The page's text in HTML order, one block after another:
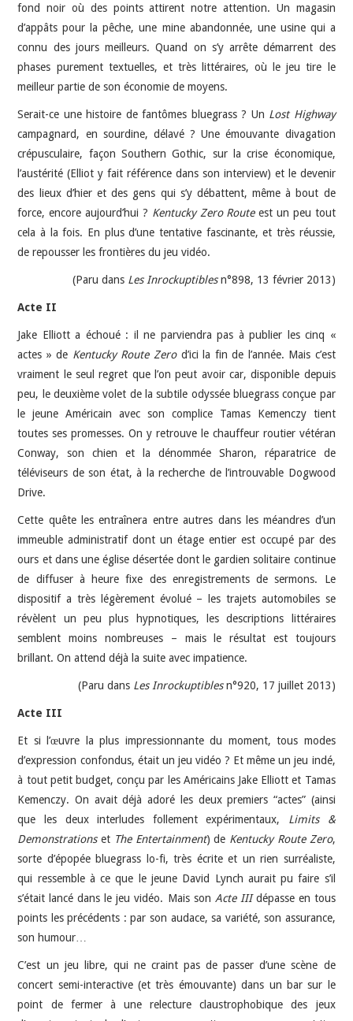
fond noir où des points attirent notre attention. Un magasin
d’appâts pour la pêche, une mine abandonnée, une usine qui a
connu des jours meilleurs. Quand on s’y arrête démarrent des
phases purement textuelles, et très littéraires, où le jeu tire le
meilleur partie de son économie de moyens.
Serait-ce une histoire de fantômes bluegrass ? Un Lost Highway
campagnard, en sourdine, délavé ? Une émouvante divagation
crépusculaire, façon Southern Gothic, sur la crise économique,
l’austérité (Elliot y fait référence dans son interview) et le devenir
des lieux d’hier et des gens qui s’y débattent, même à bout de
force, encore aujourd’hui ? Kentucky Zero Routeest un peu tout
cela à la fois. En plus d’une tentative fascinante, et très réussie,
de repousser les frontières du jeu vidéo.
(Paru dans Les Inrockuptiblesn°898, 13 février 2013)
Acte II
Jake Elliott a échoué : il ne parviendra pas à publier les cinq «
actes » de Kentucky Route Zerod’ici la fin de l’année. Mais c’est
vraiment le seul regret que l’on peut avoir car, disponible depuis
peu, le deuxième volet de la subtile odyssée bluegrass conçue par
le jeune Américain avec son complice Tamas Kemenczy tient
toutes ses promesses. On y retrouve le chauffeur routier vétéran
Conway, son chien et la dénommée Sharon, réparatrice de
téléviseurs de son état, à la recherche de l’introuvable Dogwood
Drive.
Cette quête les entraînera entre autres dans les méandres d’un
immeuble administratif dont un étage entier est occupé par des
ours et dans une église désertée dont le gardien solitaire continue
de diffuser à heure fixe des enregistrements de sermons. Le
dispositif a très légèrement évolué – les trajets automobiles se
révèlent un peu plus hypnotiques, les descriptions littéraires
semblent moins nombreuses – mais le résultat est toujours
brillant. On attend déjà la suite avec impatience.
(Paru dans Les Inrockuptiblesn°920, 17 juillet 2013)
Acte III
Et si l’œuvre la plus impressionnante du moment, tous modes
d’expression confondus, était un jeu vidéo ? Et même un jeu indé,
à tout petit budget, conçu par les Américains Jake Elliott et Tamas
Kemenczy. On avait déjà adoré les deux premiers “actes” (ainsi
que les deux interludes follement expérimentaux, Limits &
Demonstrationset The Entertainment) de Kentucky Route Zero,
sorte d’épopée bluegrass lo-fi, très écrite et un rien surréaliste,
qui ressemble à ce que le jeune David Lynch aurait pu faire s’il
s’était lancé dans le jeu vidéo. Mais son Acte IIIdépasse en tous
points les précédents : par son audace, sa variété, son assurance,
son humour…
C’est un jeu libre, qui ne craint pas de passer d’une scène de
concert semi-interactive (et très émouvante) dans un bar sur le
point de fermer à une relecture claustrophobique des jeux